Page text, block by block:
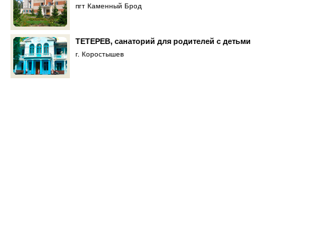
пгт Каменный Брод
ТЕТЕРЕВ, санаторий для родителей с детьми
г. Коростышев